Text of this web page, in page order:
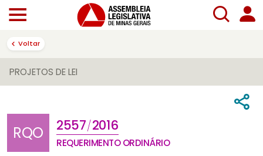
Voltar
PROJETOS DE LEI
RQO 2557/2016
REQUERIMENTO ORDINÁRIO